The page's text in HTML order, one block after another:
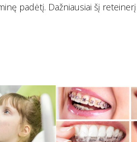
padėtį. Dažniausiai šį